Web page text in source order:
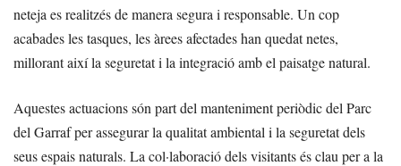
neteja es realitzés de manera segura i responsable. Un cop
acabades les tasques, les àrees afectades han quedat netes,
millorant així la seguretat i la integració amb el paisatge natural.
Aquestes actuacions són part del manteniment periòdic del Parc
del Garraf per assegurar la qualitat ambiental i la seguretat dels
seus espais naturals. La col·laboració dels visitants és clau per a la